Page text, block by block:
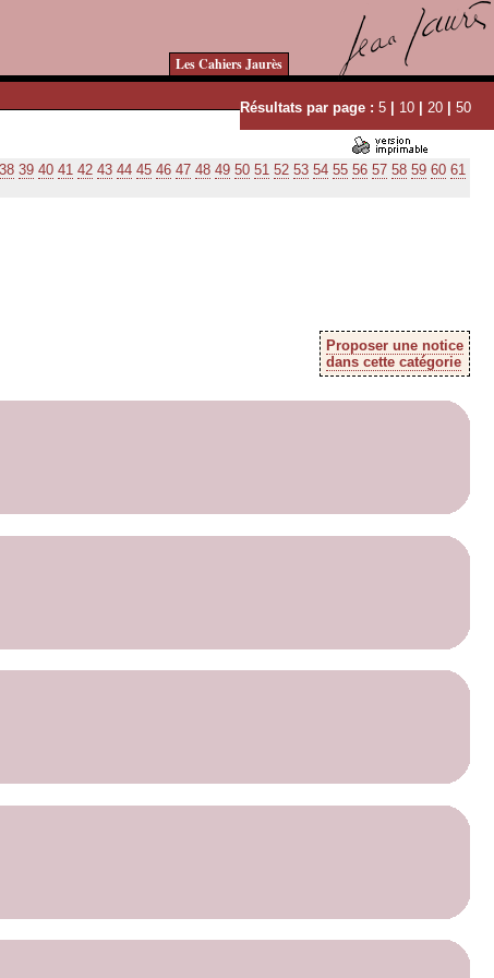
Les Cahiers Jaurès
Résultats par page : 5 | 10 | 20 | 50
38 39 40 41 42 43 44 45 46 47 48 49 50 51 52 53 54 55 56 57 58 59 60 61
Proposer une notice
dans cette catégorie